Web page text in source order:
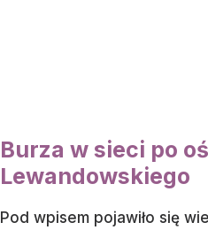
Burza w sieci po
Lewandowskiego
Pod wpisem pojawiło się